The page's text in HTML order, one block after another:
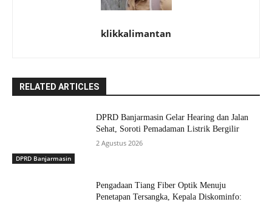
klikkalimantan
RELATED ARTICLES
DPRD Banjarmasin
DPRD Banjarmasin Gelar Hearing dan Jalan
Sehat, Soroti Pemadaman Listrik Bergilir
2 Agustus 2026
Pengadaan Tiang Fiber Optik Menuju
Penetapan Tersangka, Kepala Diskominfo: